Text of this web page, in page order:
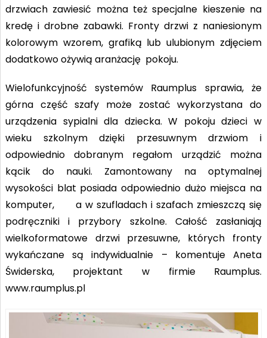
drzwiach zawiesić można też specjalne kieszenie na
kredę i drobne zabawki. Fronty drzwi z naniesionym
kolorowym wzorem, grafiką lub ulubionym zdjęciem
dodatkowo ożywią aranżację pokoju.
Wielofunkcyjność systemów Raumplus sprawia, że
górna część szafy może zostać wykorzystana do
urządzenia sypialni dla dziecka. W pokoju dzieci w
wieku szkolnym dzięki przesuwnym drzwiom i
odpowiednio dobranym regałom urządzić można
kącik do nauki. Zamontowany na optymalnej
wysokości blat posiada odpowiednio dużo miejsca na
komputer, a w szufladach i szafach zmieszczą się
podręczniki i przybory szkolne. Całość zasłaniają
wielkoformatowe drzwi przesuwne, których fronty
wykańczane są indywidualnie – komentuje Aneta
Świderska, projektant w firmie Raumplus.
www.raumplus.pl